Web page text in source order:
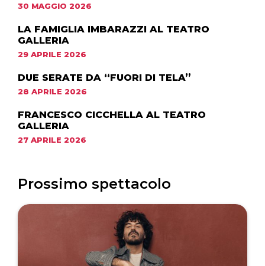
30 MAGGIO 2026
LA FAMIGLIA IMBARAZZI AL TEATRO
GALLERIA
29 APRILE 2026
DUE SERATE DA “FUORI DI TELA”
28 APRILE 2026
FRANCESCO CICCHELLA AL TEATRO
GALLERIA
27 APRILE 2026
Prossimo spettacolo